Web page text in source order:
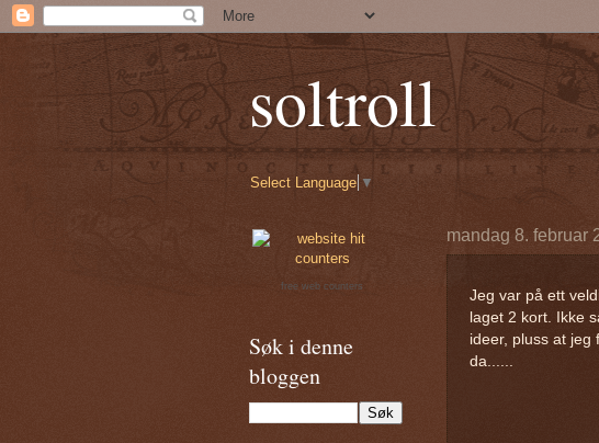
soltroll
Select Language ▼
mandag 8. februar
Jeg var på ett
laget 2 kort. Ikke
ideer, pluss at jeg
da......
free web counters
Søk i denne
bloggen